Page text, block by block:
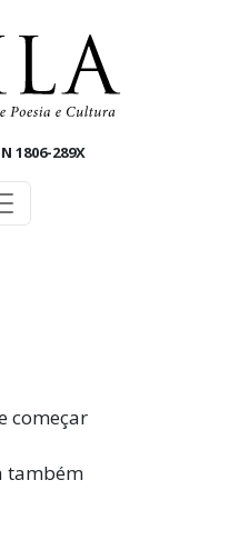
1806-289X
começar
também